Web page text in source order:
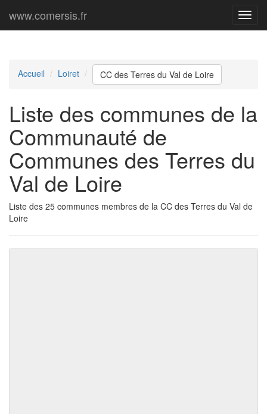
Menu
www.comersis.fr
Accueil Loiret CC des Terres du Val de Loire
Liste des communes de la
Communauté de
Communes des Terres du
Val de Loire
Liste des 25 communes membres de la CC des Terres du Val de
Loire